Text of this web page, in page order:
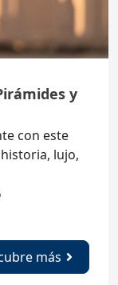
y
con este
lujo,
más